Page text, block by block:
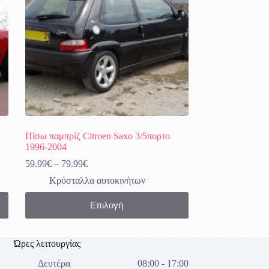
Πίσω παμπρίζ Citroen Saxo 3/5πορτο
1996-2004
59.99€ – 79.99€Price
59.99€
through
79.99€
Κρύσταλλα αυτοκινήτων
Επιλογή
Αυτό
προϊόν
πολλαπλές
παραλλαγές.
Ώρες λειτουργίας
Δευτέρα
08:00 - 17:00